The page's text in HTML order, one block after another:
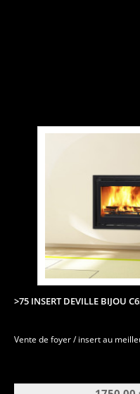
>75 INSERT DEVILLE BIJOU
Vente de foyer / insert au